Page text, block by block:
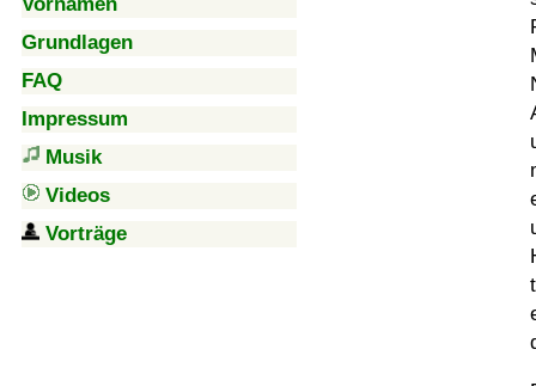
Grundlagen
FAQ
Impressum
Musik
Videos
Vorträge